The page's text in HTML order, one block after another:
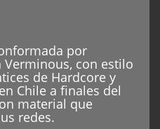
por
con estilo
de Hardcore y
Chile a finales del
material que
redes.